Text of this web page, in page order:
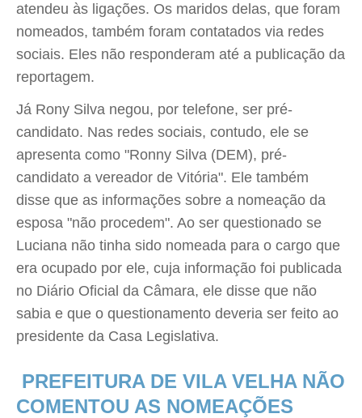
atendeu às ligações. Os maridos delas, que foram
nomeados, também foram contatados via redes
sociais. Eles não responderam até a publicação da
reportagem.
Já Rony Silva negou, por telefone, ser pré-
candidato. Nas redes sociais, contudo, ele se
apresenta como "Ronny Silva (DEM), pré-
candidato a vereador de Vitória". Ele também
disse que as informações sobre a nomeação da
esposa "não procedem". Ao ser questionado se
Luciana não tinha sido nomeada para o cargo que
era ocupado por ele, cuja informação foi publicada
no Diário Oficial da Câmara, ele disse que não
sabia e que o questionamento deveria ser feito ao
presidente da Casa Legislativa.
PREFEITURA DE VILA VELHA NÃO
COMENTOU AS NOMEAÇÕES